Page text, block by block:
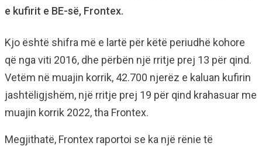
e kufirit e BE-së, Frontex.
Kjo është shifra më e lartë për këtë periudhë kohore
që nga viti 2016, dhe përbën një rritje prej 13 për qind.
Vetëm në muajin korrik, 42.700 njerëz e kaluan kufirin
jashtëligjshëm, një rritje prej 19 për qind krahasuar me
muajin korrik 2022, tha Frontex.
Megjithatë, Frontex raportoi se ka një rënie të